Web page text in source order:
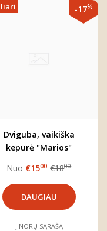
-17%
Dviguba, vaikiška
kepurė "Marios"
Nuo €1500 €1800
DAUGIAU
Į NORŲ SĄRAŠĄ